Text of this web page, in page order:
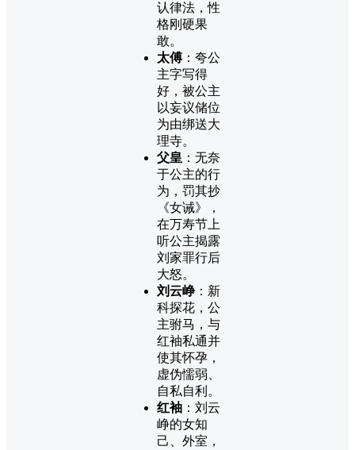
认律法，性
格刚硬果
敢。
太傅：夸公
主字写得
好，被公主
以妄议储位
为由绑送大
理寺。
父皇 ：无奈
于公主的行
为，罚其抄
《女诫》，
在万寿节上
听公主揭露
刘家罪行后
大怒。
刘云峥：新
科探花，公
主驸马，与
红袖私通并
使其怀孕，
虚伪懦弱、
自私自利。
红袖 ：刘云
峥的女知
己、外室，